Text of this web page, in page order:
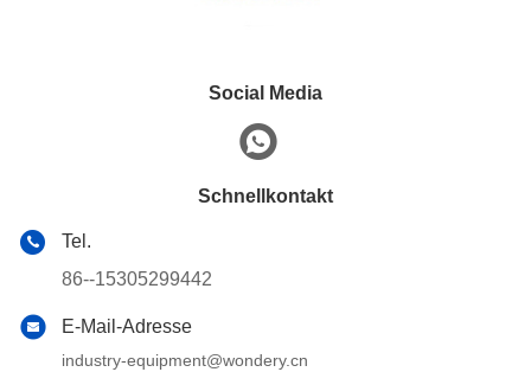
Social Media
Schnellkontakt
Tel.
86--15305299442
E-Mail-Adresse
industry-equipment@wondery.cn